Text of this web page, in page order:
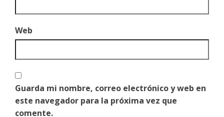
Web
Guarda mi nombre, correo electrónico y web en
este navegador para la próxima vez que
comente.